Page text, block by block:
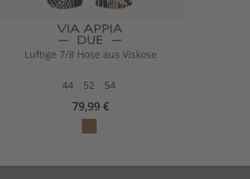
Luftige 7/8 Hose aus Viskose
44 52 54
79,99 €